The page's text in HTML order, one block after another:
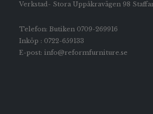
Verkstad- Stora Uppåkravägen 98
Telefon: Butiken 0709-269916
Inköp : 0722-659133
E-post: info@reformfurniture.se